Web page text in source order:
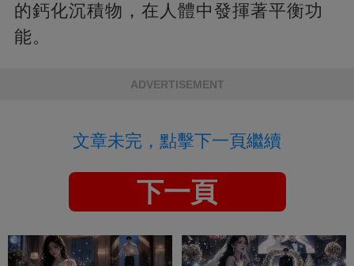
的鈣化沉積物，在人體中發揮著平衡功
能。
ADVERTISEMENT
文章未完，點擊下一頁繼續
下一頁